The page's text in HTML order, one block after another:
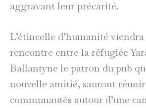
aggravant leur précarité.
L’étincelle d’humanité
rencontre entre la réfugiée
Ballantyne le patron du pub
nouvelle amitié, sauront
communautés autour d’une